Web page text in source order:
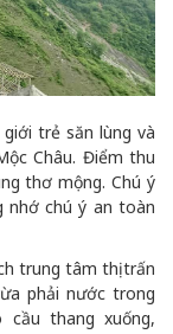
trẻ săn lùng và
Châu. Điểm thu
thơ mộng. Chú ý
nhớ chú ý an toàn
trung tâm thị trấn
phải nước trong
thang xuống,